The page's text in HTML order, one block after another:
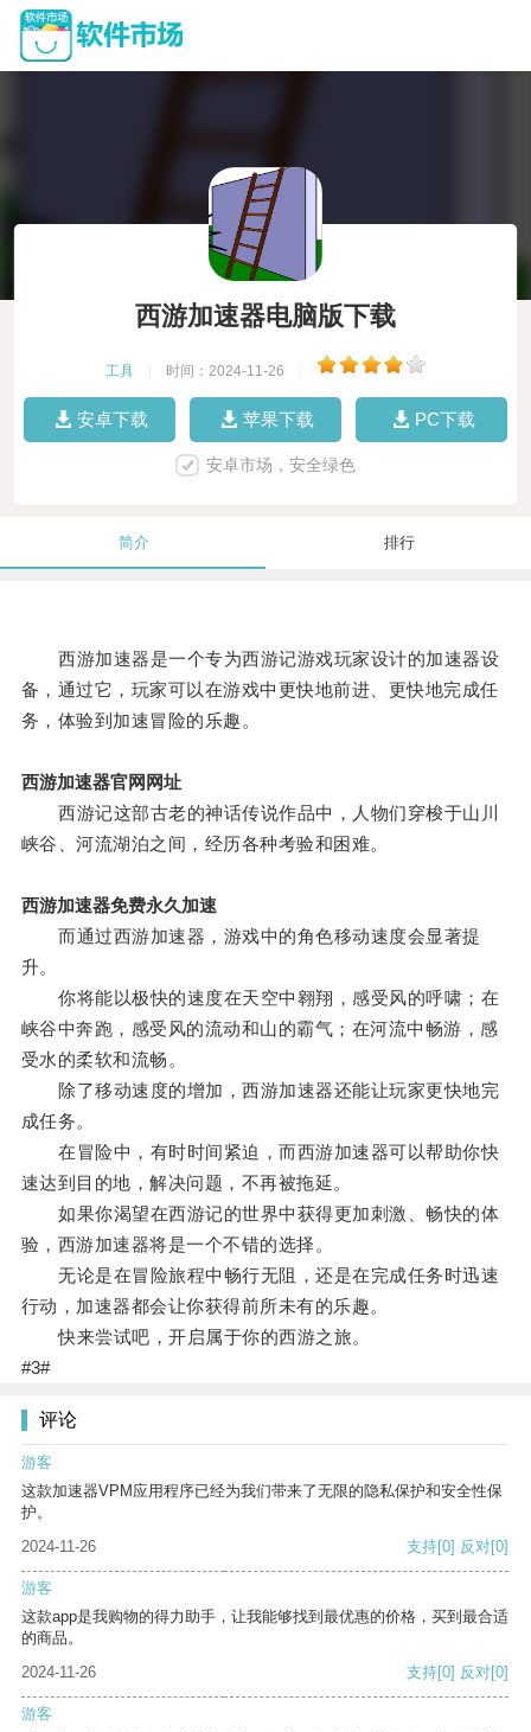
西游加速器电脑版下载
工具 时间：2024-11-26
安卓下载 苹果下载 PC下载
安卓市场，安全绿色
简介 排行
西游加速器是一个专为西游记游戏玩家设计的加速器设
备，通过它，玩家可以在游戏中更快地前进、更快地完成任
务，体验到加速冒险的乐趣。
西游加速器官网网址
西游记这部古老的神话传说作品中，人物们穿梭于山川
峡谷、河流湖泊之间，经历各种考验和困难。
西游加速器免费永久加速
而通过西游加速器，游戏中的角色移动速度会显著提
升。
你将能以极快的速度在天空中翱翔，感受风的呼啸；在
峡谷中奔跑，感受风的流动和山的霸气；在河流中畅游，感
受水的柔软和流畅。
除了移动速度的增加，西游加速器还能让玩家更快地完
成任务。
在冒险中，有时时间紧迫，而西游加速器可以帮助你快
速达到目的地，解决问题，不再被拖延。
如果你渴望在西游记的世界中获得更加刺激、畅快的体
验，西游加速器将是一个不错的选择。
无论是在冒险旅程中畅行无阻，还是在完成任务时迅速
行动，加速器都会让你获得前所未有的乐趣。
快来尝试吧，开启属于你的西游之旅。
#3#
评论
游客
这款加速器VPM应用程序已经为我们带来了无限的隐私保护和安全性保
护。
2024-11-26
支持[0] 反对[0]
游客
这款app是我购物的得力助手，让我能够找到最优惠的价格，买到最合适
的商品。
2024-11-26
支持[0] 反对[0]
游客